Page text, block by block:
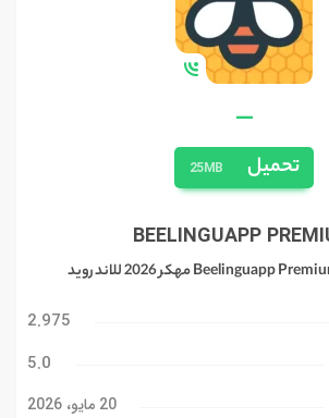
—
تحميل 25MB
BEELINGUAPP
2.975
5.0
20 مايو، 2026